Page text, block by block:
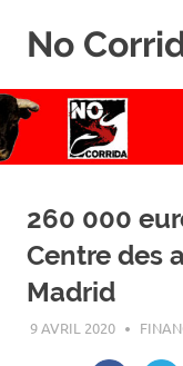
No
de
la
corrida
260 000
Centre des
Madrid
9 AVRIL 2020